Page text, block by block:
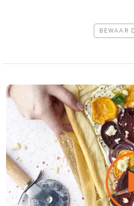
BEWAAR